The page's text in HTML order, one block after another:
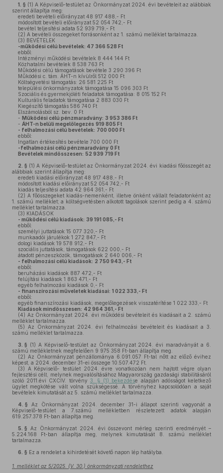
1. § (1) A Képviselő-testület az Önkormányzat 2024. évi bevételeit az alábbiak
szerint állapítja meg:
eredeti bevételi előirányzat 48 917 488,- Ft
módosított bevételi előirányzat 52 054 742,- Ft
bevétel teljesítési adata 52 939 719,- Ft
(2) A bevételi összegeket forrásonként az 1. számú melléklet tartalmazza.
(3) BEVÉTELEK
-működési célú bevételek: 47 366 528 Ft
ebből:
Intézményi működési bevételek 8 444 144 Ft
Közhatalmi bevételek 8 538 763 Ft
Működési célú támogatások bevétele 3 290 396 Ft
Működési c. tám. ÁHT-n kívülről 512 000 Ft
Költségvetési támogatás: 26 581 225 Ft
települési önkormányzatok támogatása 15 096 303 Ft
Szociális és gyermekjóléti feladatok támogatása: 8 015 152 Ft
Kulturális feladatok támogatása 2 883 030 Ft
Kiegészítő támogatás 586 740 Ft
Elszámolásból sz. bev. 0 Ft
- Működési célú pénzmaradvány: 3 953 386 Ft
- ÁHT-n belüli megelőlegezés 919 805 Ft
- felhalmozási célú bevételek: 700 000 Ft
ebből:
Ingatlan értékesítés bevétele 700 000 Ft
-felhalmozási célú pénzmaradvány 0 Ft
Bevételek mindösszesen: 52 939 719 Ft
2. § (1) A Képviselő-testület az Önkormányzat 2024. évi kiadási főösszegét az
alábbiak szerint állapítja meg:
eredeti kiadási előirányzat 48 917 488,- Ft
módosított kiadási előirányzat 52 054 742,- Ft
kiadás teljesítési adata 42 964 361,- Ft
(2) A főösszegeket kiadás-nemenként, illetve önként vállalt feladatonként az
1. számú melléklet; a költségvetésben alkotott tagolások szerint pedig a 4. számú
melléklet tartalmazza.
(3) KIADÁSOK
- működési célú kiadások: 39 191 085,- Ft
ebből:
személyi juttatások 15 077 320,- Ft
munkaadói járulékok 1 272 847,- Ft
dologi kiadások 19 578 912,- Ft
szociális juttatások, támogatások 622 000,- Ft
átadott pénzeszközök, támogatások 2 640 006,- Ft
- felhalmozási célú kiadások: 2 750 943,- Ft
ebből:
beruházási kiadások 887 472,- Ft
felújítási kiadások 1 863 471,- Ft
egyéb felhalmozási kiadások 0,- Ft
- finanszírozási műveletek kiadásai: 1 022 333,- Ft
ebből:
egyéb finanszírozási kiadások, megelőlegezések visszatérítése 1 022 333,- Ft
Kiadások mindösszesen: 42 964 361,- Ft
(4) Az Önkormányzat 2024. évi működési bevételeit és kiadásait a 2. számú
melléklet tartalmazza.
(5) Az Önkormányzat 2024. évi felhalmozási bevételeit és kiadásait a 3.
számú melléklet tartalmazza.
3. § (1) A Képviselő-testület az Önkormányzat 2024. évi maradványát a 6.
számú mellékletnek megfelelően 9 975 358 Ft-ban állapítja meg.
(2) Az Önkormányzat pénzállománya 6.091.057 Ft-tal nőtt az előző évihez
képest, a 2024. december 31-ei összege 10.507.472 Ft.
(3) A Képviselő- testület 2024. évre vonatkozóan nem hajtott végre olyan
fejlesztési célt, melynek megvalósításához Magyarország gazdasági stabilitásáról
szóló 2011.évi CXCIV. törvény 3. § (1) bekezdése alapján adósságot keletkező
ügylet megkötése vált volna szükségessé. A törvényhez kapcsolódóan a saját
bevételek kimutatását az 5. számú melléklet tartalmazza.
4. § Az Önkormányzat 2024. december 31-i állapot szerinti vagyonát a
Képviselő-testület a 7.számú mellékletben részletezett adatok alapján
619.257.378 Ft-ban állapítja meg.
5. § Az Önkormányzat 2024. évi összevont mérleg szerinti eredményét –
5.224.168 Ft-ban állapítja meg, melynek kimutatását 8. számú melléklet
tartalmazza.
6. § Ez a rendelet a kihirdetését követő napon lép hatályba.
1. melléklet az 5/2025. (V. 30.) önkormányzati rendelethez